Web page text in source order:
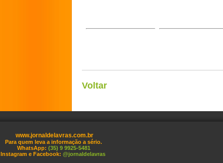
Voltar
www.jornaldelavras.com.br
Para quem leva a informação a sério.
WhatsApp: (35) 9 9925-5481
Instagram e Facebook: @jornaldelavras